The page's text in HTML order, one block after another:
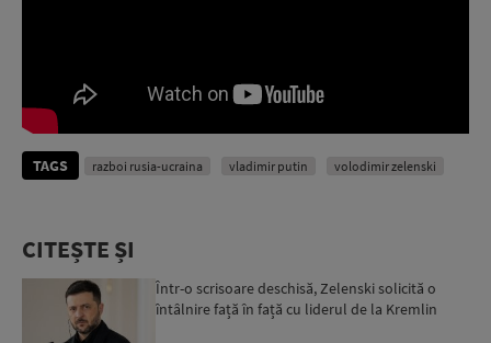
TAGS razboi rusia-ucraina vladimir putin volodimir zelenski
CITEȘTE ȘI
Într-o scrisoare deschisă, Zelenski solicită o
întâlnire față în față cu liderul de la Kremlin